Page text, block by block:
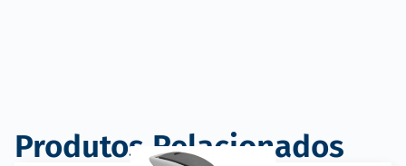
Produtos Relacionados